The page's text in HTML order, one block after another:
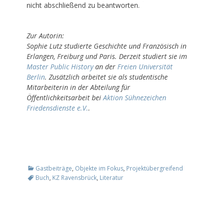
nicht abschließend zu beantworten.
Zur Autorin:
Sophie Lutz studierte Geschichte und Französisch in
Erlangen, Freiburg und Paris. Derzeit studiert sie im
Master Public Historyan der Freien Universität
Berlin. Zusätzlich arbeitet sie als studentische
Mitarbeiterin in der Abteilung für
Öffentlichkeitsarbeit beiAktion Sühnezeichen
Friedensdienste e.V..
K
a
Gastbeiträge, Objekte im Fokus, Projektübergreifend
Buch, KZ Ravensbrück, Literatur